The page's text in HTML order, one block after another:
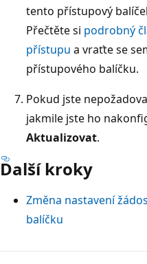
tento přístupový
Přečtěte si podrobný
přístupu a vraťte se
přístupového balíčku.
Pokud jste
jakmile jste ho
Aktualizovat.
Další kroky
Změna nastavení
balíčku